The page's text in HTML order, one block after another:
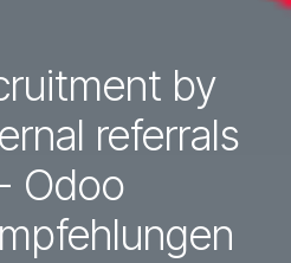
by
referrals
Odoo